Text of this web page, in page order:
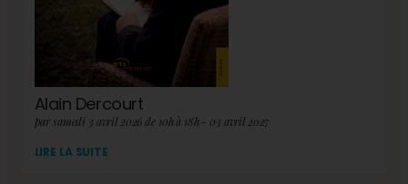
Alain Dercourt
par samedi 3 avril 2026 de 10h à 18h - 03 avril 2027
LIRE LA SUITE